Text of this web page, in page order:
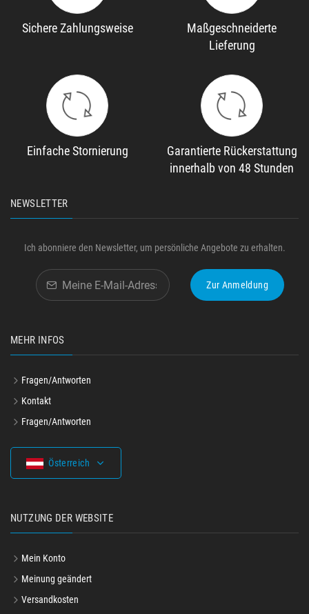
Sichere Zahlungsweise
Maßgeschneiderte
Lieferung
Einfache Stornierung
Garantierte Rückerstattung
innerhalb von 48 Stunden
NEWSLETTER
Ich abonniere den Newsletter, um persönliche Angebote zu erhalten.
Zur Anmeldung
MEHR INFOS
Fragen/Antworten
Kontakt
Fragen/Antworten
Österreich
NUTZUNG DER WEBSITE
Mein Konto
Meinung geändert
Versandkosten